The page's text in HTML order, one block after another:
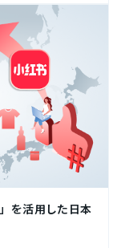
を活用した日本